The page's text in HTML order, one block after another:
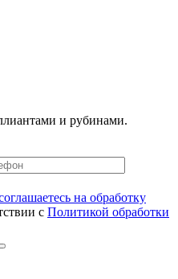
и рубинами.
на обработку
с Политикой обработки